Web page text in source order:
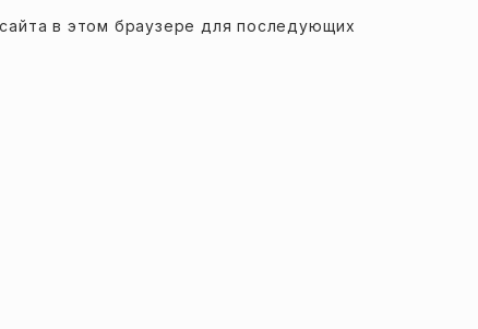
в этом браузере для последующих